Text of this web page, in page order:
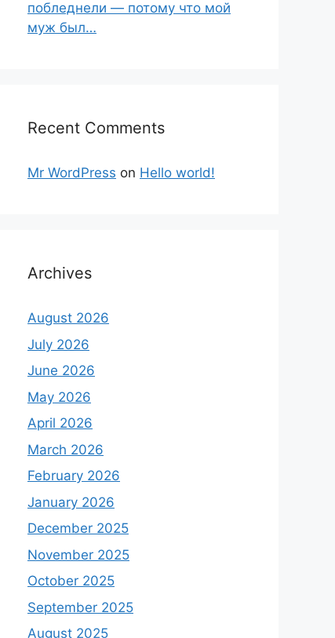
побледнели — потому что мой
муж был…
Recent Comments
Mr WordPress on Hello world!
Archives
August 2026
July 2026
June 2026
May 2026
April 2026
March 2026
February 2026
January 2026
December 2025
November 2025
October 2025
September 2025
August 2025